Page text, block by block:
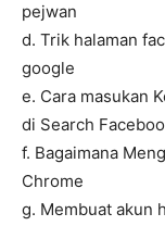
pejwan
d. Trik halaman
google
e. Cara masukan
di Search
f. Bagaimana
Chrome
g. Membuat akun